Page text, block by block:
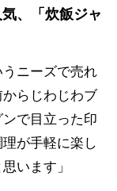
、「炊飯ジャ
ニーズで売れ
らじわじわブ
で目立った印
が手軽に楽し
います」